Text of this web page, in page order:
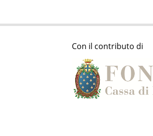
Con il contributo di